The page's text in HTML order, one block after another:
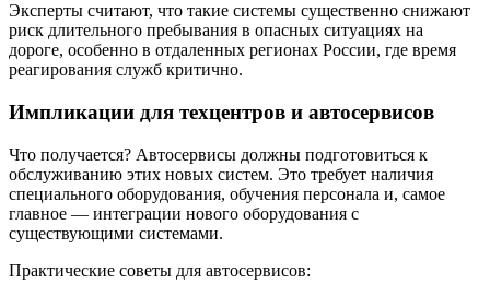
Эксперты считают, что такие системы существенно снижают
риск длительного пребывания в опасных ситуациях на
дороге, особенно в отдаленных регионах России, где время
реагирования служб критично.
Импликации для техцентров и автосервисов
Что получается? Автосервисы должны подготовиться к
обслуживанию этих новых систем. Это требует наличия
специального оборудования, обучения персонала и, самое
главное — интеграции нового оборудования с
существующими системами.
Практические советы для автосервисов: